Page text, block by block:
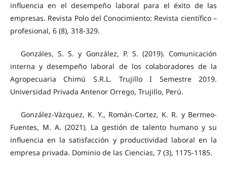
influencia en el desempeño laboral para el éxito de las
empresas. Revista Polo del Conocimiento: Revista científico –
profesional, 6 (8), 318-329.
Gonzáles, S. S. y González, P. S. (2019). Comunicación
interna y desempeño laboral de los colaboradores de la
Agropecuaria Chimú S.R.L. Trujillo I Semestre 2019.
Universidad Privada Antenor Orrego, Trujillo, Perú.
González-Vázquez, K. Y., Román-Cortez, K. R. y Bermeo-
Fuentes, M. A. (2021). La gestión de talento humano y su
influencia en la satisfacción y productividad laboral en la
empresa privada. Dominio de las Ciencias, 7 (3), 1175-1185.